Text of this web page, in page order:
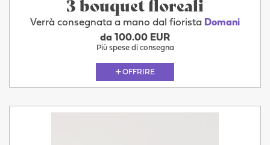
3 bouquet floreali
Verrà consegnata a mano dal fiorista Domani
da 100.00 EUR
Più spese di consegna
OFFRIRE